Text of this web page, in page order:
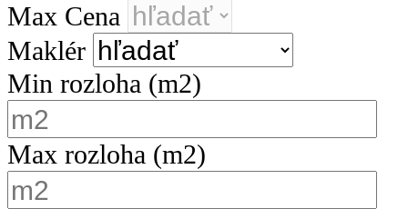
Max Cena
Maklér
Min rozloha (m2)
Max rozloha (m2)